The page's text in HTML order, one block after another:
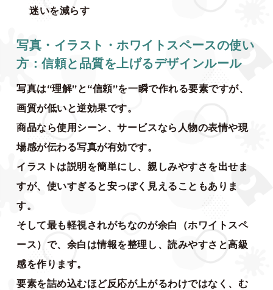
迷いを減らす
写真・イラスト・ホワイトスペースの使い
方：信頼と品質を上げるデザインルール
写真は“理解”と“信頼”を一瞬で作れる要素ですが、
画質が低いと逆効果です。
商品なら使用シーン、サービスなら人物の表情や現
場感が伝わる写真が有効です。
イラストは説明を簡単にし、親しみやすさを出せま
すが、使いすぎると安っぽく見えることもありま
す。
そして最も軽視されがちなのが余白（ホワイトスペ
ース）で、余白は情報を整理し、読みやすさと高級
感を作ります。
要素を詰め込むほど反応が上がるわけではなく、む